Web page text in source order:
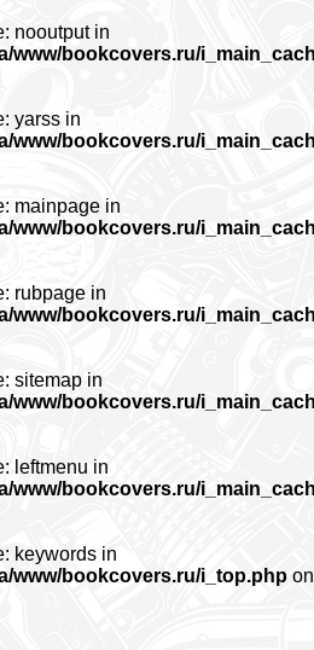
nooutput in
www/bookcovers.ru/
yarss in
www/bookcovers.ru/
mainpage in
www/bookcovers.ru/
rubpage in
www/bookcovers.ru/
sitemap in
www/bookcovers.ru/
leftmenu in
www/bookcovers.ru/
keywords in
www/bookcovers.ru/i_top.php on